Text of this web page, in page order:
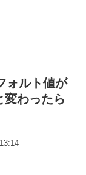
ォルト値が
わったら